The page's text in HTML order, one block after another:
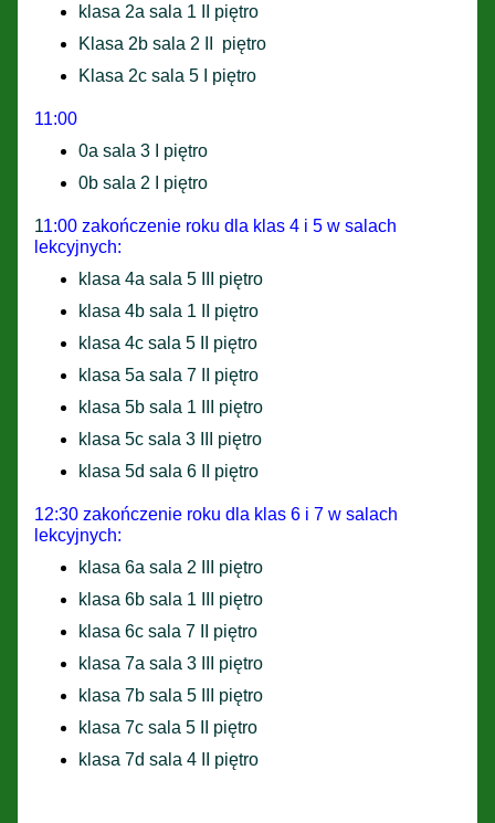
klasa 2a sala 1 II piętro
Klasa 2b sala 2 II piętro
Klasa 2c sala 5 I piętro
11:00
0a sala 3 I piętro
0b sala 2 I piętro
11:00 zakończenie roku dla klas 4 i 5 w salach
lekcyjnych:
klasa 4a sala 5 III piętro
klasa 4b sala 1 II piętro
klasa 4c sala 5 II piętro
klasa 5a sala 7 II piętro
klasa 5b sala 1 III piętro
klasa 5c sala 3 III piętro
klasa 5d sala 6 II piętro
12:30 zakończenie roku dla klas 6 i 7 w salach
lekcyjnych:
klasa 6a sala 2 III piętro
klasa 6b sala 1 III piętro
klasa 6c sala 7 II piętro
klasa 7a sala 3 III piętro
klasa 7b sala 5 III piętro
klasa 7c sala 5 II piętro
klasa 7d sala 4 II piętro